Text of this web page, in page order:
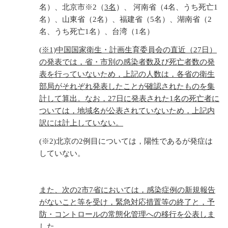
名）、北京市※2（3名 ）、 河南省（4名、うち死亡1
名）、山東省（2名）、福建省（5名）、湖南省（2
名、うち死亡1名）、台湾（1名）
(※1)中国国家衛生・計画生育委員会の直近（27日）
の発表では，省・市別の感染者数及び死亡者数の発
表を行っていないため，上記の人数は，各省の衛生
部局がそれぞれ発表したことが確認されたものを集
計して算出。なお，27日に発表された1名の死亡者に
ついては，地域名が公表されていないため，上記内
訳には計上していない。
(※2)北京の2例目については，陽性であるが発症は
していない。
また、次の2市7省においては，感染症例の新規報告
がないこと等を受け，緊急対応措置等の終了と，予
防・コントロールの常態化管理への移行を公表しま